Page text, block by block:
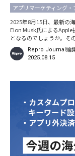
アプリマーケティング・
2025年8月15日、最新の
Elon Musk氏による
となるのでしょうか。そ
する広告関連調査、アプ
さんです。 ※本記事での
す。 Elon MuskがApp
Repro Journal編
2025.08.15